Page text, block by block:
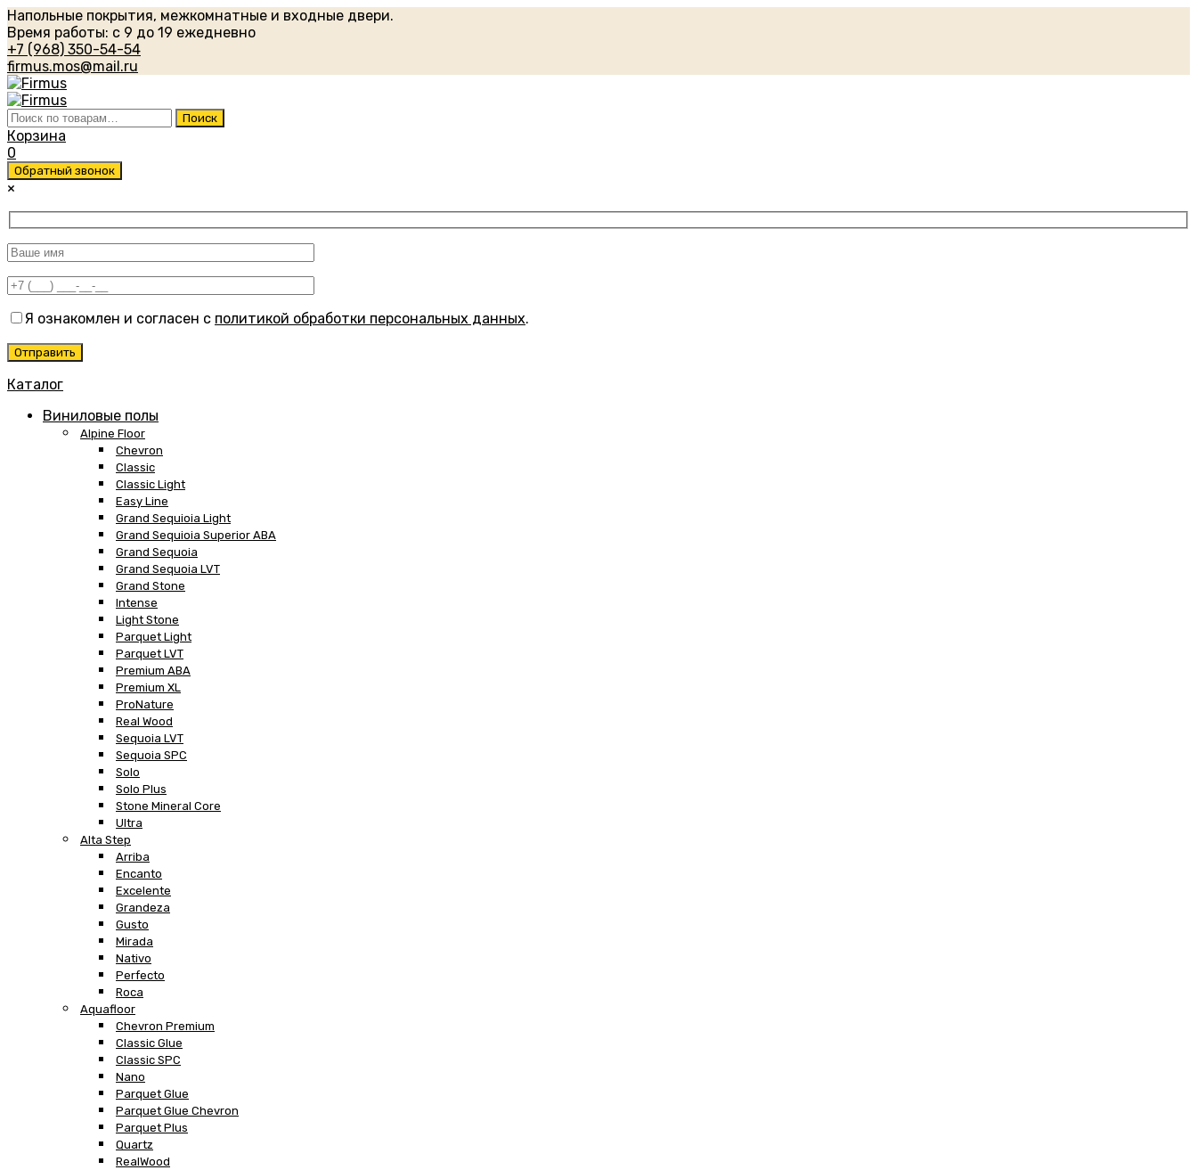
Напольные покрытия, межкомнатные и входные двери.
Время работы: с 9 до 19 ежедневно
+7 (968) 350-54-54
firmus.mos@mail.ru
Искать: Поиск
Корзина
0
Обратный звонок
×
Я ознакомлен и согласен с политикой обработки персональных данных.
Каталог
Виниловые полы
Alpine Floor
Chevron
Classic
Classic Light
Easy Line
Grand Sequioia Light
Grand Sequioia Superior ABA
Grand Sequoia
Grand Sequoia LVT
Grand Stone
Intense
Light Stone
Parquet Light
Parquet LVT
Premium ABA
Premium XL
ProNature
Real Wood
Sequoia LVT
Sequoia SPC
Solo
Solo Plus
Stone Mineral Core
Ultra
Alta Step
Arriba
Encanto
Excelente
Grandeza
Gusto
Mirada
Nativo
Perfecto
Roca
Aquafloor
Chevron Premium
Classic Glue
Classic SPC
Nano
Parquet Glue
Parquet Glue Chevron
Parquet Plus
Quartz
RealWood